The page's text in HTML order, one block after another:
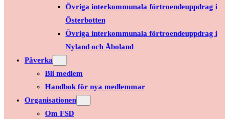
Övriga interkommunala förtroendeuppdrag i
Österbotten
Övriga interkommunala förtroendeuppdrag i
Nyland och Åboland
Påverka
Bli medlem
Handbok för nya medlemmar
Organisationen
Om FSD